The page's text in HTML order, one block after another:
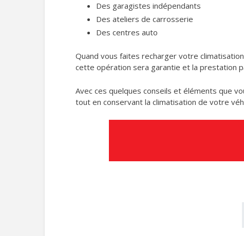
Des garagistes indépendants
Des ateliers de carrosserie
Des centres auto
Quand vous faites recharger votre
cette opération sera garantie et la prestation
Avec ces quelques conseils et éléments que
tout en conservant la climatisation de votre